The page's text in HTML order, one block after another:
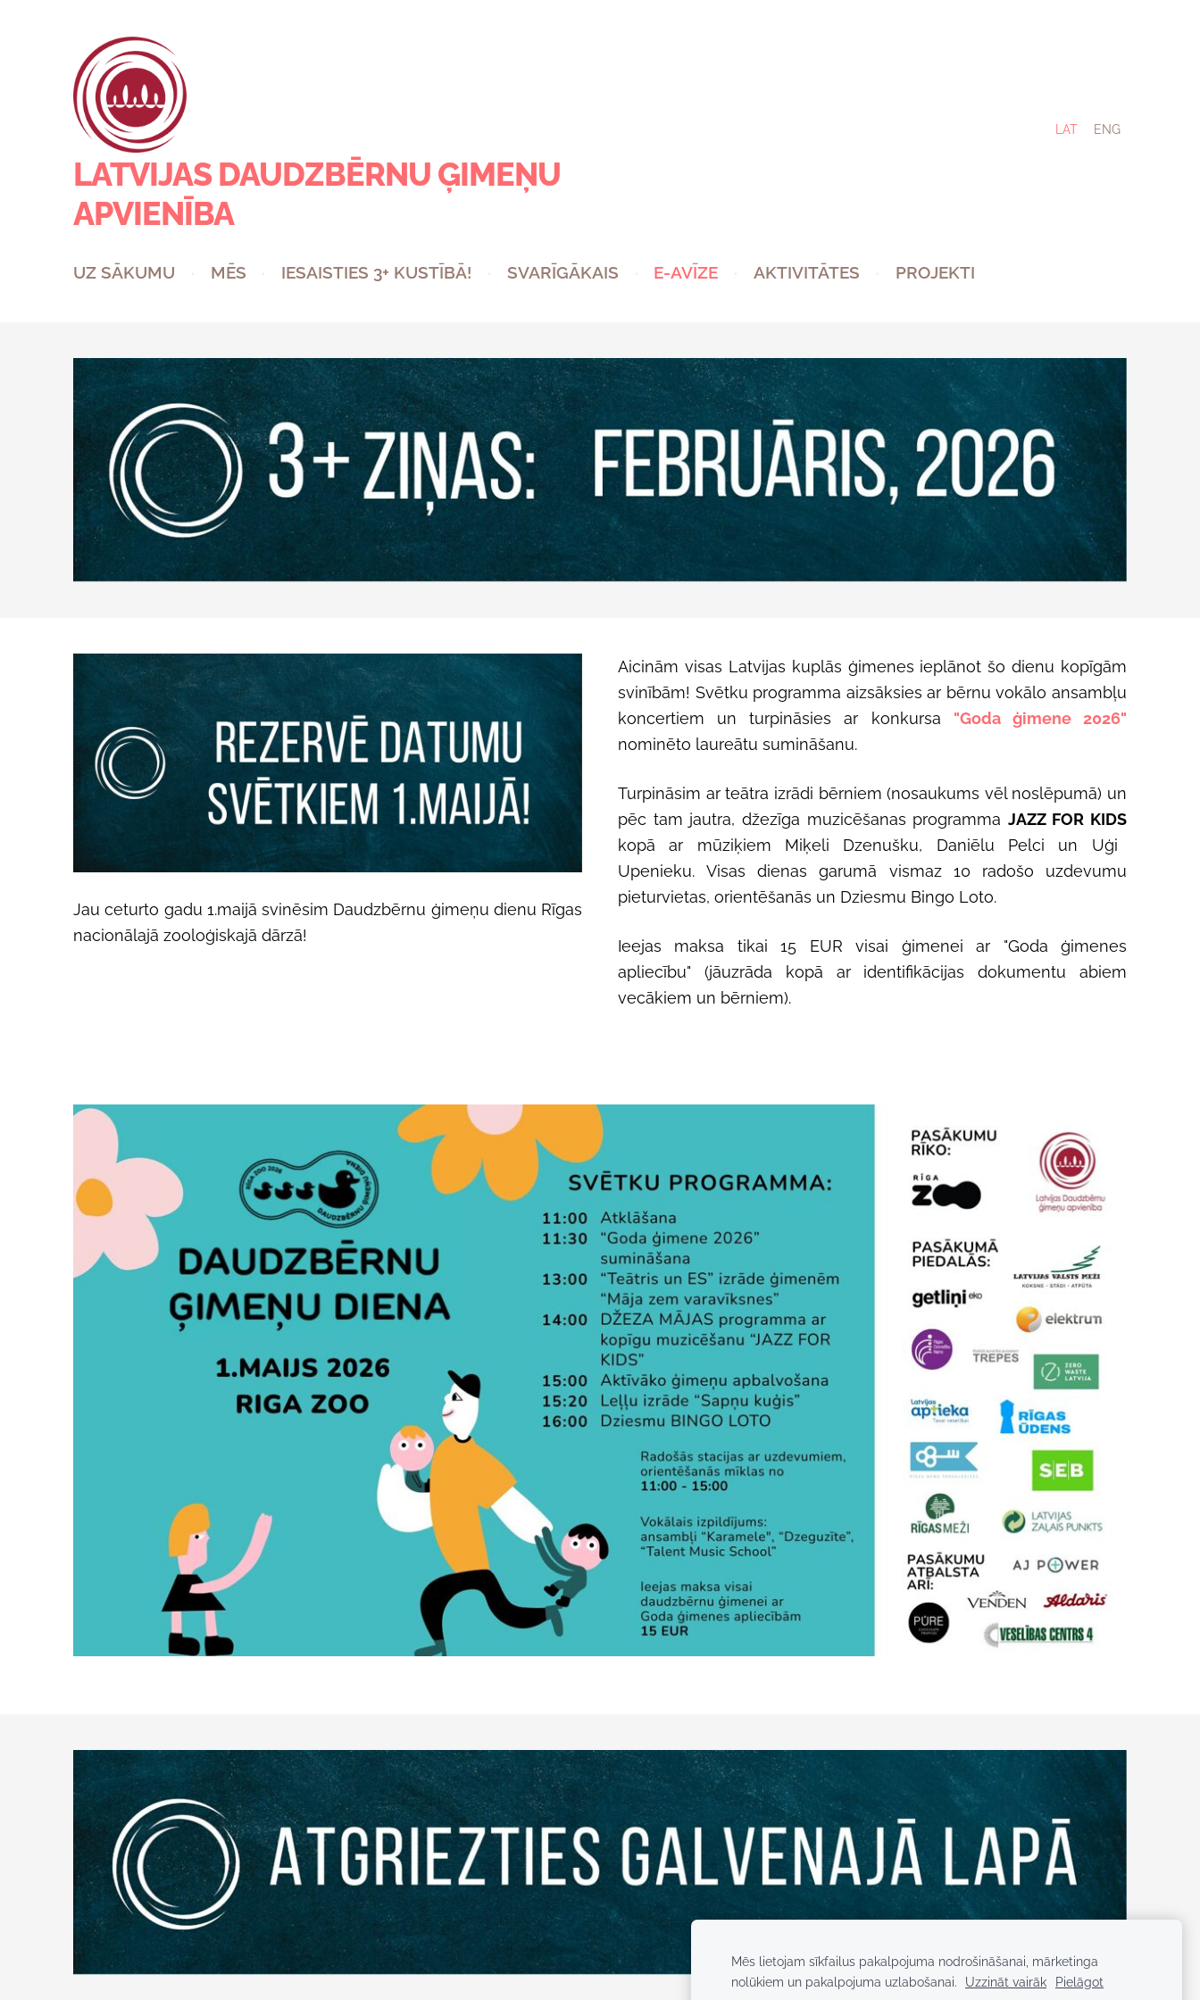
LATVIJAS DAUDZBĒRNU ĢIMEŅU
APVIENĪBA
UZ SĀKUMU MĒS IESAISTIES 3+ KUSTĪBĀ! SVARĪGĀKAIS E-AVĪZE AKTIVITĀTES PROJEKTI
LAT ENG
Jau ceturto gadu 1.maijā svinēsim Daudzbērnu ģimeņu dienu Rīgas
nacionālajā zooloģiskajā dārzā!
Aicinām visas Latvijas kuplās ģimenes ieplānot šo dienu kopīgām
svinībām! Svētku programma aizsāksies ar bērnu vokālo ansambļu
koncertiem un turpināsies ar konkursa "Goda ģimene 2026"
nominēto laureātu sumināšanu.
Turpināsim ar teātra izrādi bērniem (nosaukums vēl noslēpumā) un
pēc tam jautra, džezīga muzicēšanas programma JAZZ FOR KIDS
kopā ar mūziķiem Miķeli Dzenušku, Daniēlu Pelci un Uģi
Upenieku.Visas dienas garumā vismaz 10 radošo uzdevumu
pieturvietas, orientēšanās un Dziesmu Bingo Loto.
Ieejas maksa tikai 15 EUR visai ģimenei ar "Goda ģimenes
apliecību" (jāuzrāda kopā ar identifikācijas dokumentu abiem
vecākiem un bērniem).
Mēs lietojam sīkfailus pakalpojuma nodrošināšanai, mārketinga
nolūkiem un pakalpojuma uzlabošanai.
Uzzināt vairāk Pielāgot